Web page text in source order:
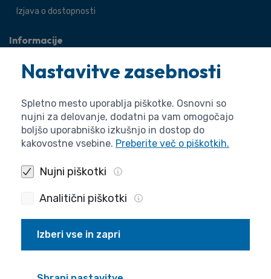
Izjava o dostopnosti
Informacije
O agenciji
Splošne zadeve
Pravne zadeve
Nastavitve zasebnosti
Spletno mesto uporablja piškotke. Osnovni so
nujni za delovanje, dodatni pa vam omogočajo
boljšo uporabniško izkušnjo in dostop do
kakovostne vsebine. Preberite več o piškotkih.
Nujni piškotki
Analitični piškotki
Izberi vse in zapri